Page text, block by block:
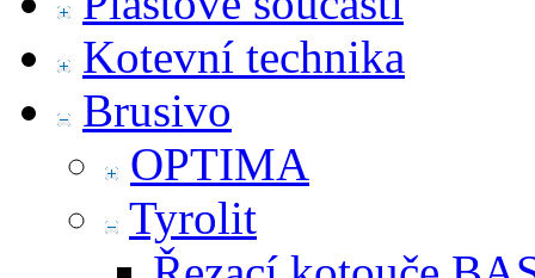
Kotevní technika
Brusivo
OPTIMA
Tyrolit